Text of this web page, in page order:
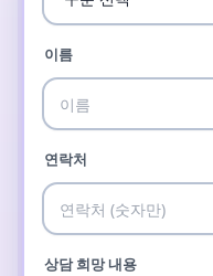
이름
연락처
상담 희망 내용